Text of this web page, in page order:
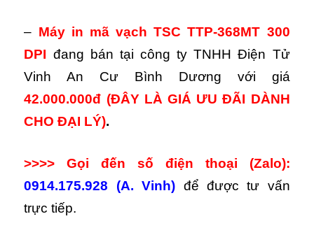
– Máy in mã vạch TSC TTP-368MT 300
DPI đang bán tại công ty TNHH Điện Tử
Vinh An Cư Bình Dương với giá
42.000.000đ (ĐÂY LÀ GIÁ ƯU ĐÃI DÀNH
CHO ĐẠI LÝ).
>>>> Gọi đến số điện thoại (Zalo):
0914.175.928 (A. Vinh) để được tư vấn
trực tiếp.